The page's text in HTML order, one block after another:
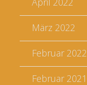
März 2022
Februar 2022
Februar 2021